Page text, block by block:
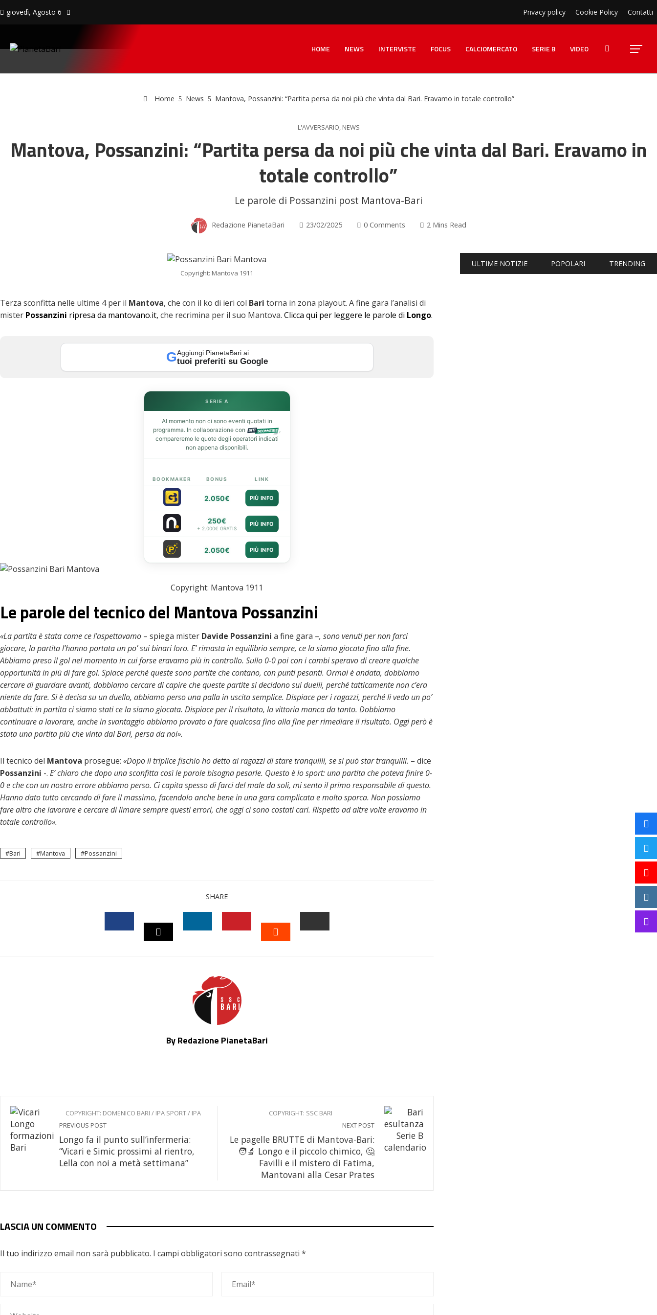
giovedì, Agosto 6 Privacy policy Cookie Policy Contatti
HOME NEWS INTERVISTE FOCUS CALCIOMERCATO SERIE B VIDEO
Home News Mantova, Possanzini: “Partita persa da noi più che vinta dal Bari. Eravamo in totale controllo”
L'AVVERSARIO, NEWS
Mantova, Possanzini: “Partita persa da noi più che vinta dal Bari. Eravamo in
totale controllo”
Le parole di Possanzini post Mantova-Bari
Redazione PianetaBari 23/02/2025 0 Comments 2 Mins Read
Copyright: Mantova 1911
Terza sconfitta nelle ultime 4 per il Mantova, che con il ko di ieri col Bari torna in zona playout. A fine gara l’analisi di
mister Possanzini ripresa da mantovano.it, che recrimina per il suo Mantova. Clicca qui per leggere le parole di Longo.
GAggiungi PianetaBari ai
tuoi preferiti su Google
SERIE A
Al momento non ci sono eventi quotati in
programma. In collaborazione con
,
compareremo le quote degli operatori indicati
non appena disponibili.
BOOKMAKER BONUS LINK
2.050€ PIÙ INFO
250€
+ 2.000€ GRATIS
PIÙ INFO
2.050€ PIÙ INFO
Copyright: Mantova 1911
Le parole del tecnico del Mantova Possanzini
«La partita è stata come ce l’aspettavamo – spiega mister Davide Possanzini a fine gara –, sono venuti per non farci
giocare, la partita l’hanno portata un po’ sui binari loro. E’ rimasta in equilibrio sempre, ce la siamo giocata fino alla fine.
Abbiamo preso il gol nel momento in cui forse eravamo più in controllo. Sullo 0-0 poi con i cambi speravo di creare qualche
opportunità in più di fare gol. Spiace perché queste sono partite che contano, con punti pesanti. Ormai è andata, dobbiamo
cercare di guardare avanti, dobbiamo cercare di capire che queste partite si decidono sui duelli, perché tatticamente non c’era
niente da fare. Si è decisa su un duello, abbiamo perso una palla in uscita semplice. Dispiace per i ragazzi, perché li vedo un po’
abbattuti: in partita ci siamo stati ce la siamo giocata. Dispiace per il risultato, la vittoria manca da tanto. Dobbiamo
continuare a lavorare, anche in svantaggio abbiamo provato a fare qualcosa fino alla fine per rimediare il risultato. Oggi però è
stata una partita più che vinta dal Bari, persa da noi».
Il tecnico del Mantova prosegue: «Dopo il triplice fischio ho detto ai ragazzi di stare tranquilli, se si può star tranquilli. – dice
Possanzini -. E’ chiaro che dopo una sconfitta così le parole bisogna pesarle. Questo è lo sport: una partita che poteva finire 0-
0 e che con un nostro errore abbiamo perso. Ci capita spesso di farci del male da soli, mi sento il primo responsabile di questo.
Hanno dato tutto cercando di fare il massimo, facendolo anche bene in una gara complicata e molto sporca. Non possiamo
fare altro che lavorare e cercare di limare sempre questi errori, che oggi ci sono costati cari. Rispetto ad altre volte eravamo in
totale controllo».
Bari Mantova Possanzini
SHARE
FACEBOOK PINTEREST
By Redazione PianetaBari
COPYRIGHT: DOMENICO BARI / IPA SPORT / IPA
PREVIOUS POST
Longo fa il punto sull’infermeria:
“Vicari e Simic prossimi al rientro,
Lella con noi a metà settimana”
COPYRIGHT: SSC BARI
NEXT POST
Le pagelle BRUTTE di Mantova-Bari:
🧑‍🔬 Longo e il piccolo chimico, 🤔
Favilli e il mistero di Fatima,
Mantovani alla Cesar Prates
LASCIA UN COMMENTO
Il tuo indirizzo email non sarà pubblicato. I campi obbligatori sono contrassegnati *
ULTIME NOTIZIE POPOLARI TRENDING